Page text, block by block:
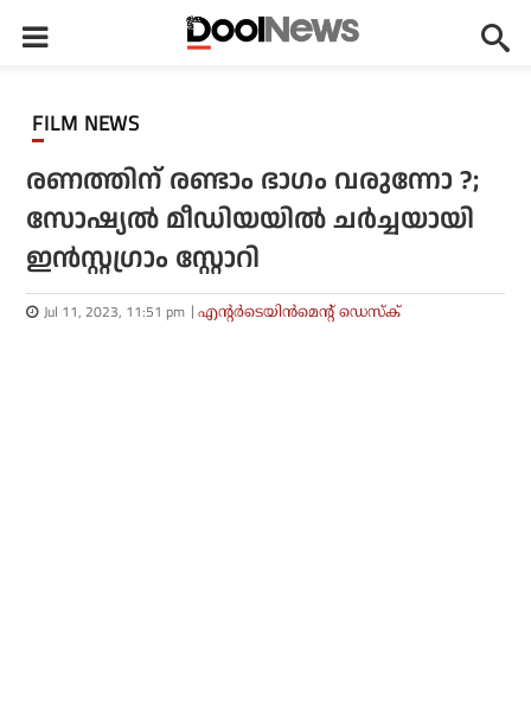
FILM NEWS
രണത്തിന് രണ്ടാം ഭാഗം വരുന്നോ ?;
സോഷ്യല്‍ മീഡിയയില്‍ ചര്‍ച്ചയായി
ഇന്‍സ്റ്റഗ്രാം സ്റ്റോറി
Jul 11, 2023, 11:51 pm എന്റര്‍ടെയിന്‍മെന്റ് ഡെസ്‌ക്